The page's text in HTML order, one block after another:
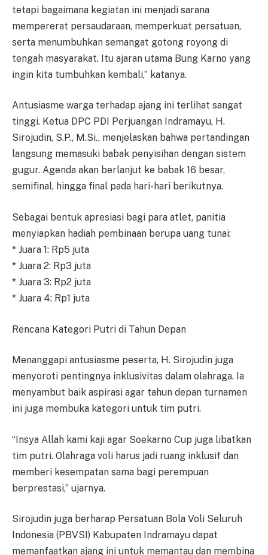
tetapi bagaimana kegiatan ini menjadi sarana
mempererat persaudaraan, memperkuat persatuan,
serta menumbuhkan semangat gotong royong di
tengah masyarakat. Itu ajaran utama Bung Karno yang
ingin kita tumbuhkan kembali,” katanya.
Antusiasme warga terhadap ajang ini terlihat sangat
tinggi. Ketua DPC PDI Perjuangan Indramayu, H.
Sirojudin, S.P., M.Si., menjelaskan bahwa pertandingan
langsung memasuki babak penyisihan dengan sistem
gugur. Agenda akan berlanjut ke babak 16 besar,
semifinal, hingga final pada hari-hari berikutnya.
Sebagai bentuk apresiasi bagi para atlet, panitia
menyiapkan hadiah pembinaan berupa uang tunai:
* Juara 1: Rp5 juta
* Juara 2: Rp3 juta
* Juara 3: Rp2 juta
* Juara 4: Rp1 juta
Rencana Kategori Putri di Tahun Depan
Menanggapi antusiasme peserta, H. Sirojudin juga
menyoroti pentingnya inklusivitas dalam olahraga. Ia
menyambut baik aspirasi agar tahun depan turnamen
ini juga membuka kategori untuk tim putri.
“Insya Allah kami kaji agar Soekarno Cup juga libatkan
tim putri. Olahraga voli harus jadi ruang inklusif dan
memberi kesempatan sama bagi perempuan
berprestasi,” ujarnya.
Sirojudin juga berharap Persatuan Bola Voli Seluruh
Indonesia (PBVSI) Kabupaten Indramayu dapat
memanfaatkan ajang ini untuk memantau dan membina